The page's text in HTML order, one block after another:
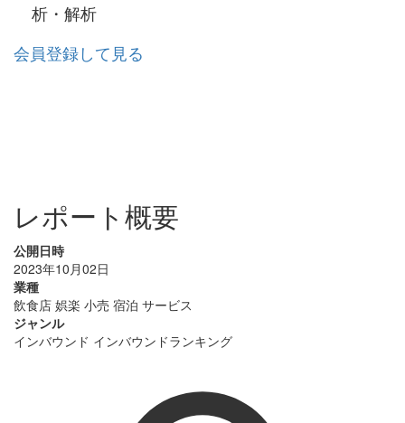
析・解析
会員登録して見る
レポート概要
公開日時
2023年10月02日
業種
飲食店 娯楽 小売 宿泊 サービス
ジャンル
インバウンド インバウンドランキング